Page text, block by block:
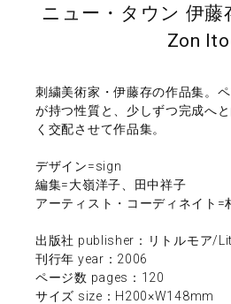
ニュー・タウン 伊藤
Zon Ito
刺繍美術家・伊藤存の作品集。
が持つ性質と、少しずつ完成へ
く交配させて作品集。
デザイン=sign
編集=大嶺洋子、田中祥子
アーティスト・コーディネイト=
出版社 publisher：リトルモア/
刊行年 year：2006
ページ数 pages：120
サイズ size：H200×W148mm